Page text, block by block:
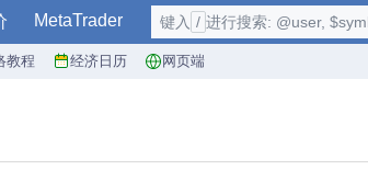
MetaTrader
教程 经济日历 网页端
键入 / 进行搜索: @user,